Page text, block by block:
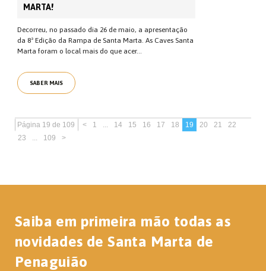
MARTA!
Decorreu, no passado dia 26 de maio, a apresentação
da 8ª Edição da Rampa de Santa Marta. As Caves Santa
Marta foram o local mais do que acer...
SABER MAIS
Página 19 de 109 < 1 ... 14 15 16 17 18 19 20 21
22
23
... 109 >
Saiba em primeira mão todas as
novidades de Santa Marta de
Penaguião